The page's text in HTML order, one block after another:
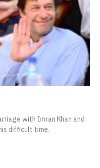
with Imran Khan and
difficult time.